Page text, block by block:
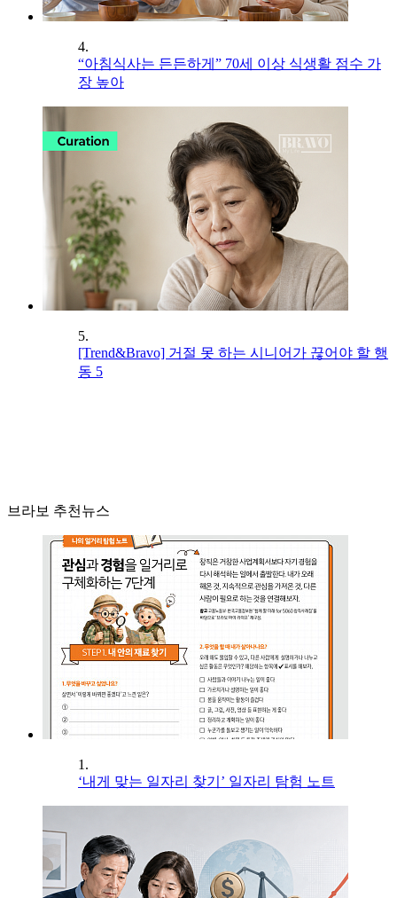
4.
“아침식사는 든든하게” 70세 이상 식생활 점수 가
장 높아
5.
[Trend&Bravo] 거절 못 하는 시니어가 끊어야 할 행
동 5
브라보 추천뉴스
1.
‘내게 맞는 일자리 찾기’ 일자리 탐험 노트